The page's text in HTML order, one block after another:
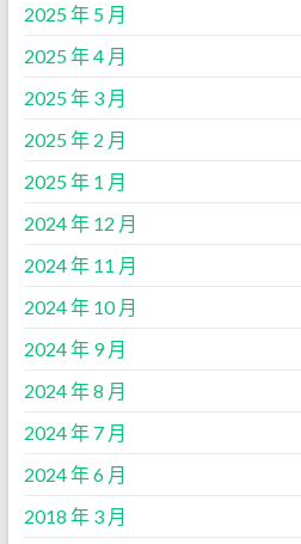
2025 年 5 月
2025 年 4 月
2025 年 3 月
2025 年 2 月
2025 年 1 月
2024 年 12 月
2024 年 11 月
2024 年 10 月
2024 年 9 月
2024 年 8 月
2024 年 7 月
2024 年 6 月
2018 年 3 月